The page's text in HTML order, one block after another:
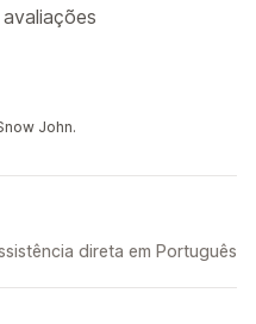
John.
direta em Português